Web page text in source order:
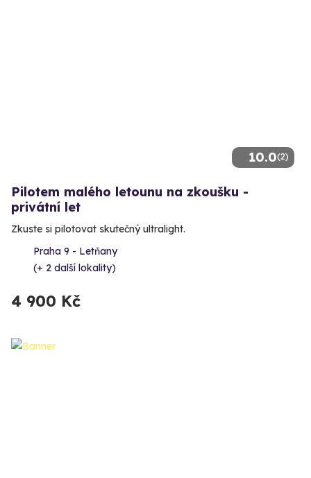
10.0(2)
Pilotem malého letounu na zkoušku -
privátní let
Zkuste si pilotovat skutečný ultralight.
Praha 9 - Letňany
(+ 2 další lokality)
4 900 Kč